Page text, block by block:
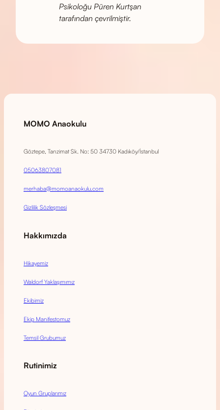
Psikoloğu Püren Kurtşan
tarafından çevrilmiştir.
MOMO Anaokulu
Göztepe, Tanzimat Sk. No: 50 34730 Kadıköy/İstanbul
05063807081
merhaba@momoanaokulu.com
Gizlilik Sözleşmesi
Hakkımızda
Hikayemiz
Waldorf Yaklaşımımız
Ekibimiz
Ekip Manifestomuz
Temsil Grubumuz
Rutinimiz
Oyun Gruplarımız